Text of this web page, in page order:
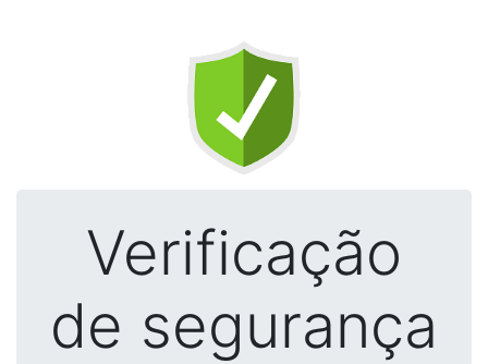
Verificação
de segurança